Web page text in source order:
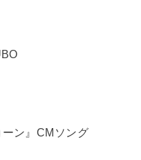
ン』CMソング